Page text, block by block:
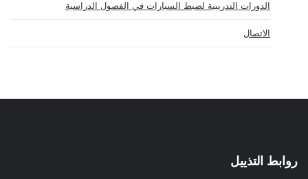
الدورات التدريبية لضبط السيارات في الفصول الدراسية
الاتصال
روابط التذييل